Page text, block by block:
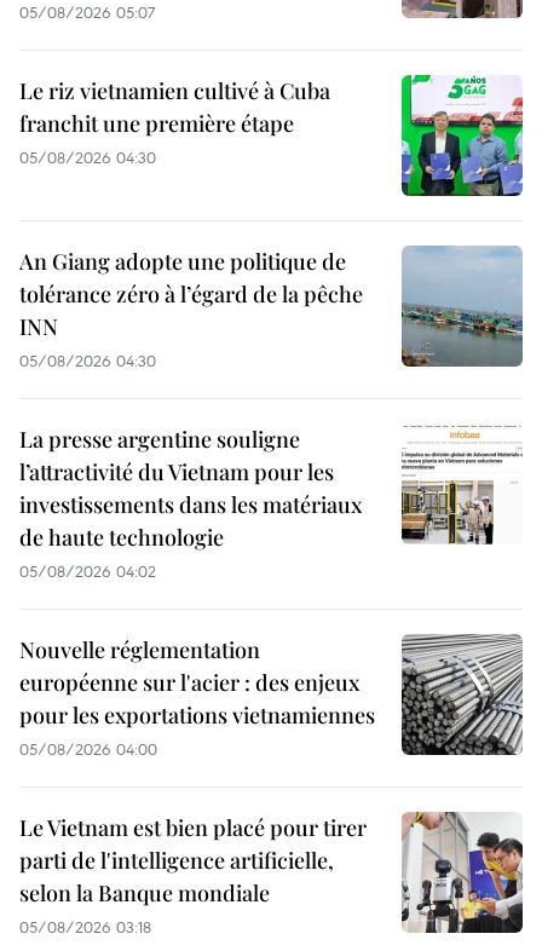
05/08/2026 05:07
Le riz vietnamien cultivé à Cuba
franchit une première étape
05/08/2026 04:30
An Giang adopte une politique de
tolérance zéro à l’égard de la pêche
INN
05/08/2026 04:30
La presse argentine souligne
l’attractivité du Vietnam pour les
investissements dans les matériaux
de haute technologie
05/08/2026 04:02
Nouvelle réglementation
européenne sur l'acier : des enjeux
pour les exportations vietnamiennes
05/08/2026 04:00
Le Vietnam est bien placé pour tirer
parti de l'intelligence artificielle,
selon la Banque mondiale
05/08/2026 03:18